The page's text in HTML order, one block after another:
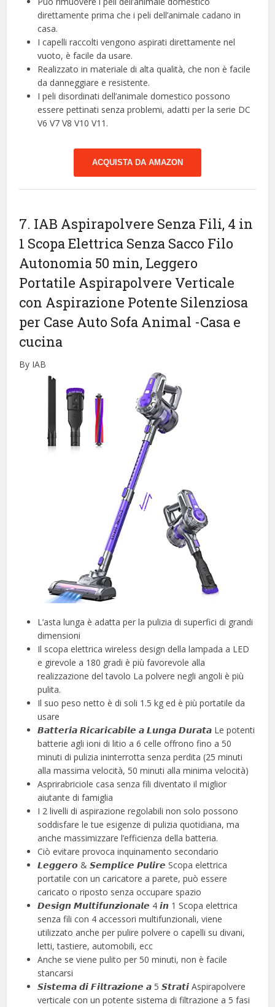
direttamente prima che i peli dell’animale cadano in
casa.
I capelli raccolti vengono aspirati direttamente nel
vuoto, è facile da usare.
Realizzato in materiale di alta qualità, che non è facile
da danneggiare e resistente.
I peli disordinati dell’animale domestico possono
essere pettinati senza problemi, adatti per la serie DC
V6 V7 V8 V10 V11.
ACQUISTA DA AMAZON
7. IAB Aspirapolvere Senza Fili, 4 in
1 Scopa Elettrica Senza Sacco Filo
Autonomia 50 min, Leggero ​
Portatile Aspirapolvere Verticale
con Aspirazione Potente Silenziosa ​
per Case Auto Sofa Animal -Casa e
cucina
By IAB
L’asta lunga è adatta per la pulizia di superfici di grandi
dimensioni
Il scopa elettrica wireless design della lampada a LED
e girevole a 180 gradi è più favorevole alla
realizzazione del tavolo La polvere negli angoli è più
pulita.
Il suo peso netto è di soli 1.5 kg ed è più portatile da
usare
𝘽𝙖𝙩𝙩𝙚𝙧𝙞𝙖 𝙍𝙞𝙘𝙖𝙧𝙞𝙘𝙖𝙗𝙞𝙡𝙚 𝙖 𝙇𝙪𝙣𝙜𝙖 𝘿𝙪𝙧𝙖𝙩𝙖 Le potenti
batterie agli ioni di litio a 6 celle offrono fino a 50
minuti di pulizia ininterrotta senza perdita (25 minuti
alla massima velocità, 50 minuti alla minima velocità)
Asprirabriciole casa senza fili diventato il miglior
aiutante di famiglia
I 2 livelli di aspirazione regolabili non solo possono
soddisfare le tue esigenze di pulizia quotidiana, ma
anche massimizzare l’efficienza della batteria.
Ciò evitare provoca inquinamento secondario
𝙇𝙚𝙜𝙜𝙚𝙧𝙤 & 𝙎𝙚𝙢𝙥𝙡𝙞𝙘𝙚 𝙋𝙪𝙡𝙞𝙧𝙚 Scopa elettrica
portatile con un caricatore a parete, può essere
caricato o riposto senza occupare spazio
𝘿𝙚𝙨𝙞𝙜𝙣 𝙈𝙪𝙡𝙩𝙞𝙛𝙪𝙣𝙯𝙞𝙤𝙣𝙖𝙡𝙚 4 𝙞𝙣 1 Scopa elettrica
senza fili con 4 accessori multifunzionali, viene
utilizzato anche per pulire polvere o capelli su divani,
letti, tastiere, automobili, ecc
Anche se viene pulito per 50 minuti, non è facile
stancarsi
𝙎𝙞𝙨𝙩𝙚𝙢𝙖 𝙙𝙞 𝙁𝙞𝙡𝙩𝙧𝙖𝙯𝙞𝙤𝙣𝙚 𝙖 5 𝙎𝙩𝙧𝙖𝙩𝙞 Aspirapolvere
verticale con un potente sistema di filtrazione a 5 fasi